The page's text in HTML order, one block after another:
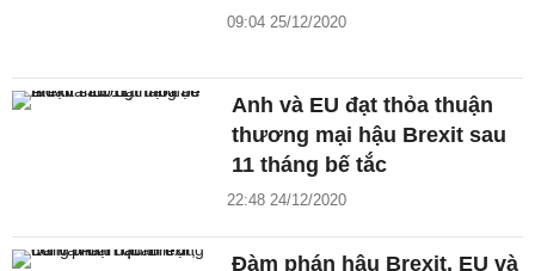
09:04 25/12/2020
Anh và EU đạt thỏa thuận
thương mại hậu Brexit sau
11 tháng bế tắc
22:48 24/12/2020
Đàm phán hậu Brexit, EU và